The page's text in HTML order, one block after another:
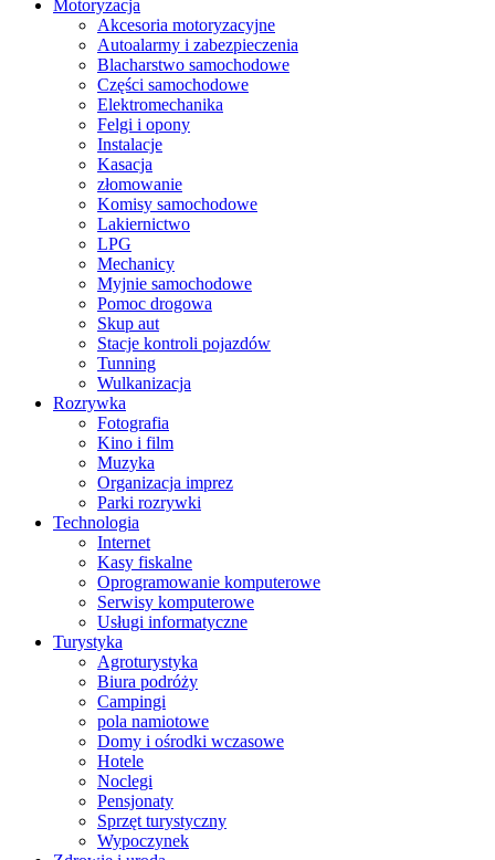
Motoryzacja
Akcesoria motoryzacyjne
Autoalarmy i zabezpieczenia
Blacharstwo samochodowe
Części samochodowe
Elektromechanika
Felgi i opony
Instalacje
Kasacja
złomowanie
Komisy samochodowe
Lakiernictwo
LPG
Mechanicy
Myjnie samochodowe
Pomoc drogowa
Skup aut
Stacje kontroli pojazdów
Tunning
Wulkanizacja
Rozrywka
Fotografia
Kino i film
Muzyka
Organizacja imprez
Parki rozrywki
Technologia
Internet
Kasy fiskalne
Oprogramowanie komputerowe
Serwisy komputerowe
Usługi informatyczne
Turystyka
Agroturystyka
Biura podróży
Campingi
pola namiotowe
Domy i ośrodki wczasowe
Hotele
Noclegi
Pensjonaty
Sprzęt turystyczny
Wypoczynek